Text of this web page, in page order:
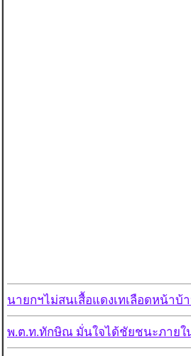
นายกฯไม่สนเสื้อแดงเทเลือดหน้าบ้
พ.ต.ท.ทักษิณ มั่นใจได้ชัยชนะภายใ